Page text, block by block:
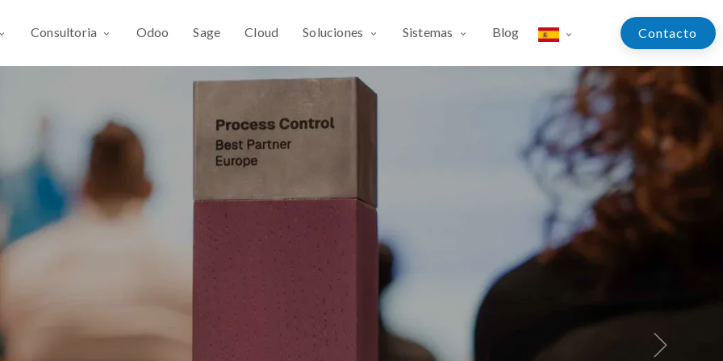
Consultoria Odoo Sage Cloud Soluciones Sistemas Blog Contac​​​​​​to
Next